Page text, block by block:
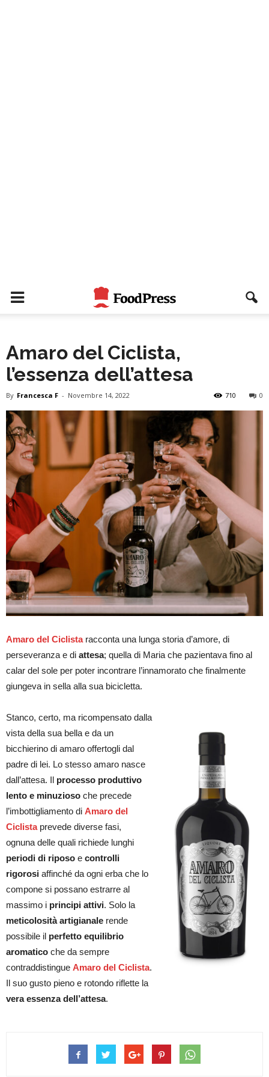
Amaro del Ciclista,
l’essenza dell’attesa
By Francesca F - Novembre 14, 2022 0
710
Amaro del Ciclistaracconta una lunga storia d’amore, di
perseveranza e di attesa; quella di Maria che pazientava fino al
calar del sole per poter incontrare l’innamorato che finalmente
giungeva in sella alla sua bicicletta.
Stanco, certo, ma ricompensato dalla
vista della sua bella e da un
bicchierino di amaro offertogli dal
padre di lei. Lo stesso amaro nasce
dall’attesa. Il processo produttivo
lento e minuzioso che precede
l’imbottigliamento di Amaro del
Ciclistaprevede diverse fasi,
ognuna delle quali richiede lunghi
periodi di riposo e controlli
rigorosi affinché da ogni erba che lo
compone si possano estrarre al
massimo i principi attivi. Solo la
meticolosità artigianale rende
possibile il perfetto equilibrio
aromatico che da sempre
contraddistingue Amaro del Ciclista.
Il suo gusto pieno e rotondo riflette la
vera essenza dell’attesa.